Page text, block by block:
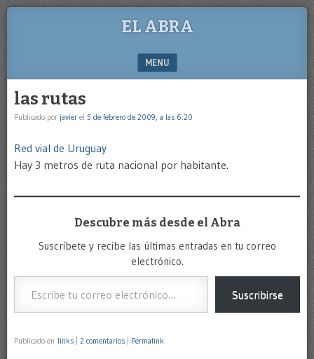
EL ABRA
MENU
las rutas
Publicado por javier el 5 de febrero de 2009, a las 6:20
Red vial de Uruguay
Hay 3 metros de ruta nacional por habitante.
Descubre más desde el Abra
Suscríbete y recibe las últimas entradas en tu correo
electrónico.
Escribe tu correo electrónico…
Suscribirse
Publicado en links 2 comentarios Permalink